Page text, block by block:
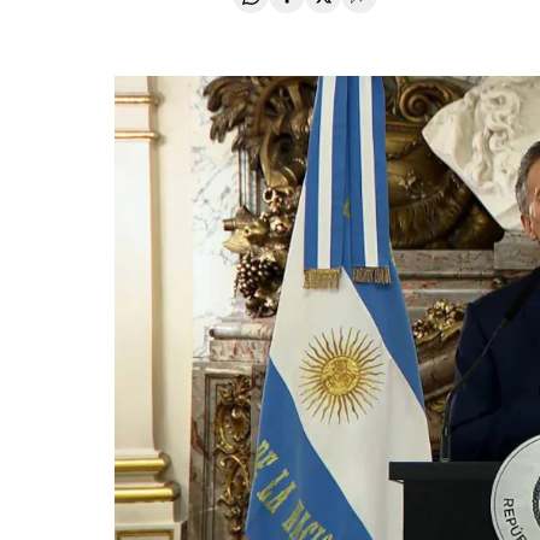
Compartir en Whatsapp
Compartir en Facebook
Compartir en Twitter
Desplegar Redes